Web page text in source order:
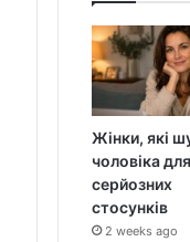
Жінки, які
чоловіка для
серйозних
стосунків
2 weeks ago